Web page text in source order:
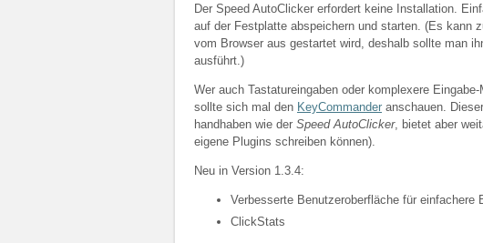
Der Speed AutoClicker erfordert keine Installation.
auf der Festplatte abspeichern und starten. (Es kann
vom Browser aus gestartet wird, deshalb sollte man
ausführt.)
Wer auch Tastatureingaben oder komplexere
sollte sich mal den KeyCommander anschauen.
handhaben wie der Speed AutoClicker, bietet aber
eigene Plugins schreiben können).
Neu in Version 1.3.4:
Verbesserte Benutzeroberfläche für einfachere
ClickStats